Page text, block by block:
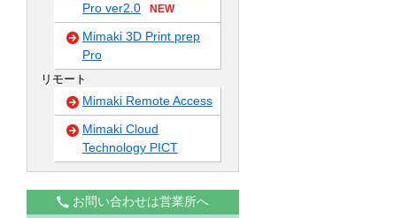
Pro ver2.0
NEW
Mimaki 3D Print prep
Pro
リモート
Mimaki Remote Access
Mimaki Cloud
Technology PICT
お問い合わせは営業所へ